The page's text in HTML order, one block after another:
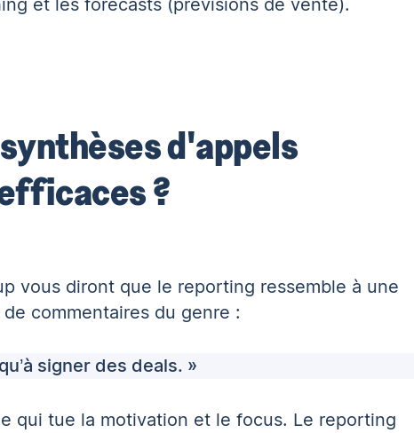
et les forecasts (prévisions de vente).
d'appels
?
vous diront que le reporting ressemble à une
commentaires du genre :
signer des deals. »
qui tue la motivation et le focus. Le reporting